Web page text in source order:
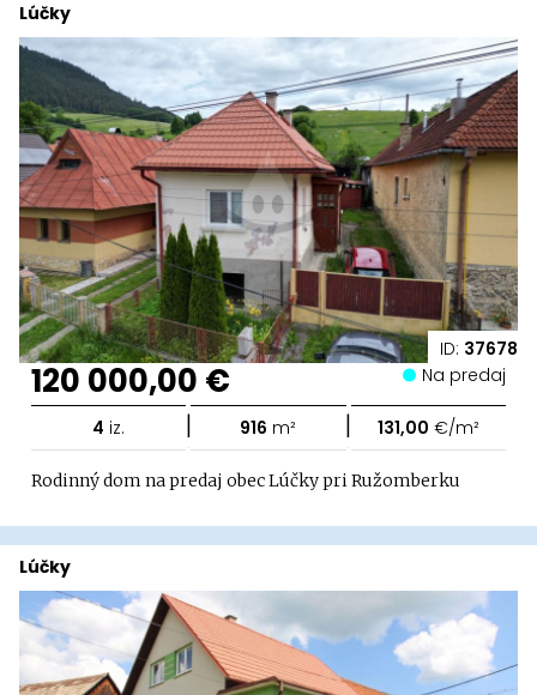
ID: 37678
Lúčky
120 000,00 € Na predaj
4 iz. | 916 m² | 131,00 €/m²
Rodinný dom na predaj obec Lúčky pri Ružomberku
Lúčky